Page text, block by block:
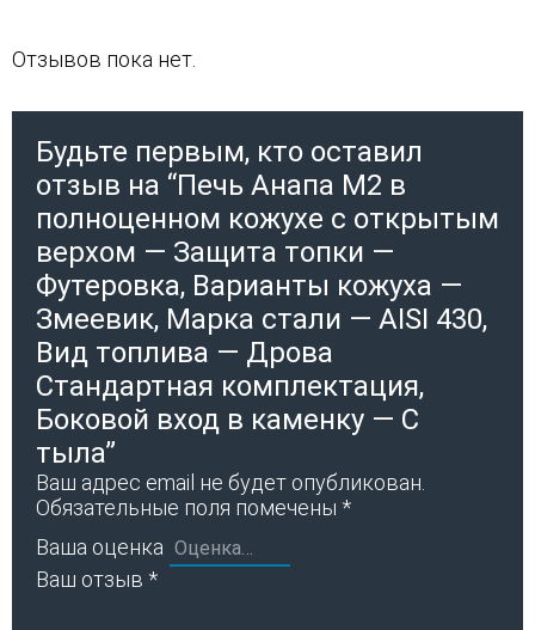
Отзывов пока нет.
Будьте первым, кто оставил
отзыв на “Печь Анапа М2 в
полноценном кожухе с открытым
верхом — Защита топки —
Футеровка, Варианты кожуха —
Змеевик, Марка стали — AISI 430,
Вид топлива — Дрова
Стандартная комплектация,
Боковой вход в каменку — С
тыла”
Ваш адрес email не будет опубликован.
Обязательные поля помечены *
Ваша оценка
Ваш отзыв *